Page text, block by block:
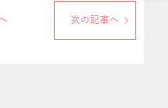
次の記事へ